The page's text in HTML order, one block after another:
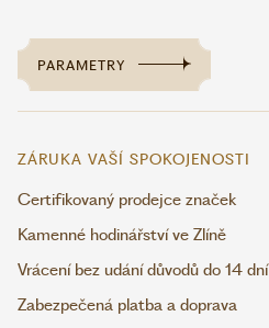
PARAMETRY
ZÁRUKA VAŠÍ SPOKOJENOSTI
Certifikovaný prodejce značek
Kamenné hodinářství ve Zlíně
Vrácení bez udání důvodů do 14 dní
Zabezpečená platba a doprava